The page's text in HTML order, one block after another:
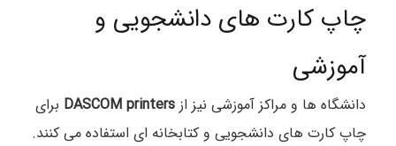
چاپ کارت های دانشجویی و
آموزشی
دانشگاه ها و مراکز آموزشی نیز از DASCOM printers برای
چاپ کارت های دانشجویی و کتابخانه ای استفاده می کنند.